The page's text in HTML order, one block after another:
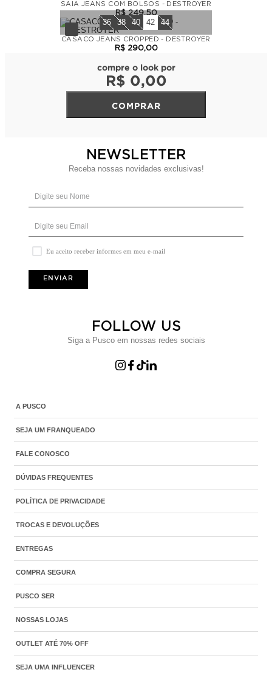
SAIA JEANS COM BOLSOS - DESTROYER
R$ 249,50
36 38 40 42 44
CASACO JEANS CROPPED - DESTROYER
R$ 290,00
compre o look por
R$ 0,00
COMPRAR
NEWSLETTER
Receba nossas novidades exclusivas!
Eu aceito receber informes em meu e-mail
ENVIAR
FOLLOW US
Siga a Pusco em nossas redes sociais
A PUSCO
SEJA UM FRANQUEADO
FALE CONOSCO
DÚVIDAS FREQUENTES
POLÍTICA DE PRIVACIDADE
TROCAS E DEVOLUÇÕES
ENTREGAS
COMPRA SEGURA
PUSCO SER
NOSSAS LOJAS
OUTLET ATÉ 70% OFF
SEJA UMA INFLUENCER